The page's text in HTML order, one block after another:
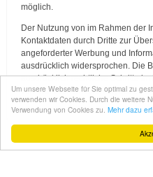
Um unsere Webseite für Sie optimal zu
verwenden wir Cookies. Durch die weitere
Verwendung von Cookies zu. Mehr dazu
möglich.
Der Nutzung von im Rahmen der
Kontaktdaten durch Dritte zur
angeforderter Werbung und
ausdrücklich widersprochen. Die
ausdrücklich rechtliche Schritte
von Werbeinformationen, etwa